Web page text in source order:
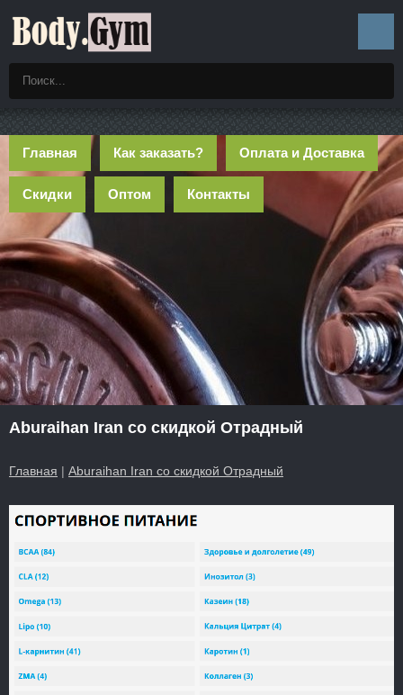
Главная Как заказать? Оплата и Доставка
Скидки Оптом Контакты
Aburaihan Iran со скидкой Отрадный
Главная | Aburaihan Iran со скидкой Отрадный